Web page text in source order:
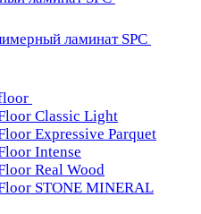
ламинат SPC
Classic Light
Expressive Parquet
Intense
Real Wood
STONE MINERAL